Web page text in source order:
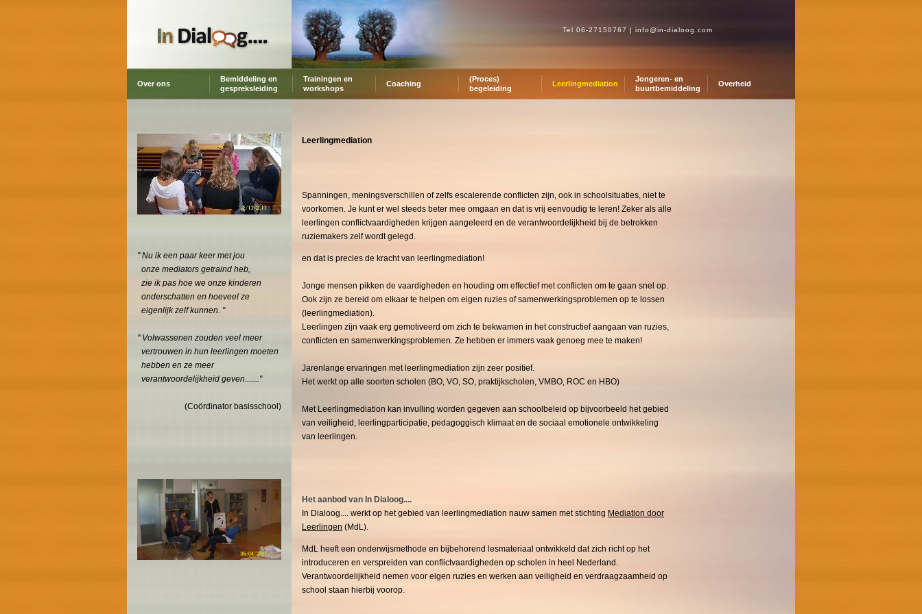
Tel 06-27150767 | info@in-dialoog.com
Over ons
Bemiddeling en
gespreksleiding
Trainingen en
workshops
Coaching
(Proces)
begeleiding
Leerlingmediation
Jongeren- en
buurtbemiddeling
Overheid
" Nu ik een paar keer met jou
onze mediators getraind heb,
zie ik pas hoe we onze kinderen
onderschatten en hoeveel ze
eigenlijk zelf kunnen. "
" Volwassenen zouden veel meer
vertrouwen in hun leerlingen moeten
hebben en ze meer
verantwoordelijkheid geven......."
(Coördinator basisschool)
Leerlingmediation
Spanningen, meningsverschillen of zelfs escalerende conflicten zijn, ook in schoolsituaties, niet te
voorkomen. Je kunt er wel steeds beter mee omgaan en dat is vrij eenvoudig te leren! Zeker als alle
leerlingen conflictvaardigheden krijgen aangeleerd en de verantwoordelijkheid bij de betrokken
ruziemakers zelf wordt gelegd.
en dat is precies de kracht van leerlingmediation!
Jonge mensen pikken de vaardigheden en houding om effectief met conflicten om te gaan snel op.
Ook zijn ze bereid om elkaar te helpen om eigen ruzies of samenwerkingsproblemen op te lossen
(leerlingmediation).
Leerlingen zijn vaak erg gemotiveerd om zich te bekwamen in het constructief aangaan van ruzies,
conflicten en samenwerkingsproblemen. Ze hebben er immers vaak genoeg mee te maken!
Jarenlange ervaringen met leerlingmediation zijn zeer positief.
Het werkt op alle soorten scholen (BO, VO, SO, praktijkscholen, VMBO, ROC en HBO)
Met Leerlingmediation kan invulling worden gegeven aan schoolbeleid op bijvoorbeeld het gebied
van veiligheid, leerlingparticipatie, pedagoggisch klimaat en de sociaal emotionele ontwikkeling
van leerlingen.
Het aanbod van In Dialoog....
In Dialoog.... werkt op het gebied van leerlingmediation nauw samen met stichting Mediation door
Leerlingen (MdL).
MdL heeft een onderwijsmethode en bijbehorend lesmateriaal ontwikkeld dat zich richt op het
introduceren en verspreiden van conflictvaardigheden op scholen in heel Nederland.
Verantwoordelijkheid nemen voor eigen ruzies en werken aan veiligheid en verdraagzaamheid op
school staan hierbij voorop.